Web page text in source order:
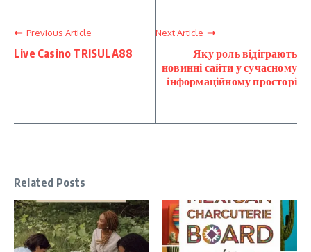
Previous Article
Live Casino TRISULA88
Next Article
Яку роль відіграють
новинні сайти у сучасному
інформаційному просторі
Related Posts